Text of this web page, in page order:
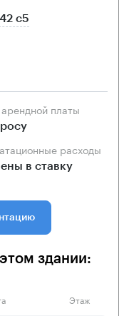
с5
арендной платы
расходы
в ставку
здании:
Этаж